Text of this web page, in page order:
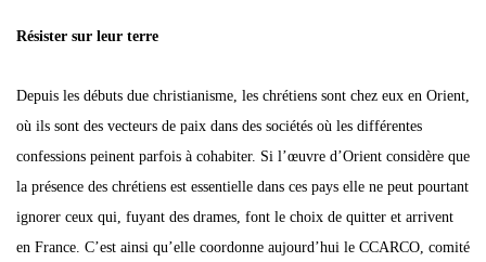
Résister sur leur terre
Depuis les débuts due christianisme, les chrétiens sont chez eux en Orient,
où ils sont des vecteurs de paix dans des sociétés où les différentes
confessions peinent parfois à cohabiter. Si l’œuvre d’Orient considère que
la présence des chrétiens est essentielle dans ces pays elle ne peut pourtant
ignorer ceux qui, fuyant des drames, font le choix de quitter et arrivent
en France. C’est ainsi qu’elle coordonne aujourd’hui le CCARCO, comité